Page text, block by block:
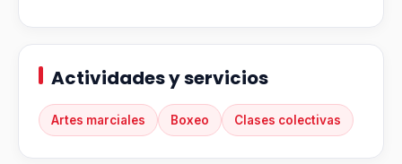
Actividades y servicios
Artes marciales Boxeo Clases colectivas